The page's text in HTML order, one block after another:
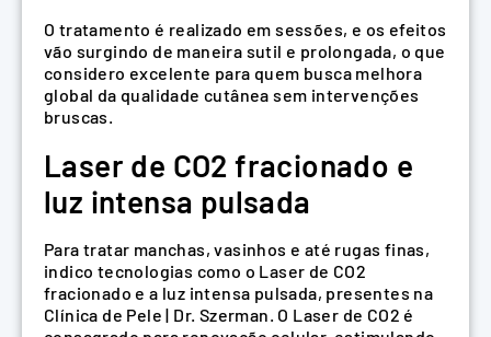
O tratamento é realizado em sessões, e os efeitos
vão surgindo de maneira sutil e prolongada, o que
considero excelente para quem busca melhora
global da qualidade cutânea sem intervenções
bruscas.
Laser de CO2 fracionado e
luz intensa pulsada
Para tratar manchas, vasinhos e até rugas finas,
indico tecnologias como o Laser de CO2
fracionado e a luz intensa pulsada, presentes na
Clínica de Pele | Dr. Szerman. O Laser de CO2 é